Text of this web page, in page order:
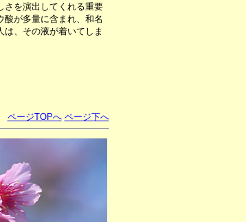
さを演出してくれる重要
酸が多量に含まれ、和名
、その液が着いてしま
ページTOPへ ページ下へ